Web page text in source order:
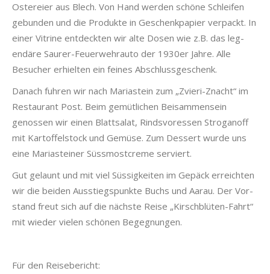
Ostereier aus Blech. Von Hand wer­den schöne Schleifen
gebun­den und die Pro­duk­te in Geschenkpa­pi­er ver­packt. In
ein­er Vit­rine ent­deck­ten wir alte Dosen wie z.B. das leg­
endäre Saur­er-Feuer­wehrauto der 1930er Jahre. Alle
Besuch­er erhiel­ten ein feines Abschlussgeschenk.
Danach fuhren wir nach Mari­astein zum „Zvieri-Znacht“ im
Restau­rant Post. Beim gemütlichen Beisam­men­sein
genossen wir einen Blattsalat, Rindsvoressen Stroganoff
mit Kartof­fel­stock und Gemüse. Zum Dessert wurde uns
eine Mari­astein­er Süss­most­creme serviert.
Gut gelaunt und mit viel Süs­sigkeit­en im Gepäck erre­icht­en
wir die bei­den Ausstiegspunk­te Buchs und Aarau. Der Vor­
stand freut sich auf die näch­ste Reise „Kirschblüten-Fahrt“
mit wieder vie­len schö­nen Begeg­nun­gen.
Für den Reise­bericht: